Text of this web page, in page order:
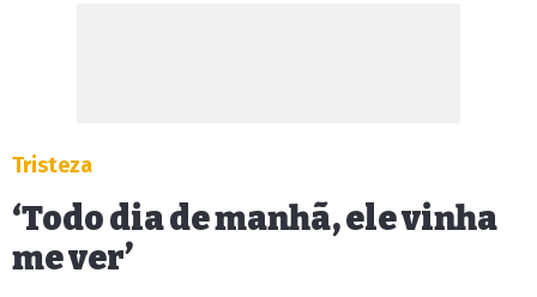
Tristeza
‘Todo dia de manhã, ele vinha
me ver’